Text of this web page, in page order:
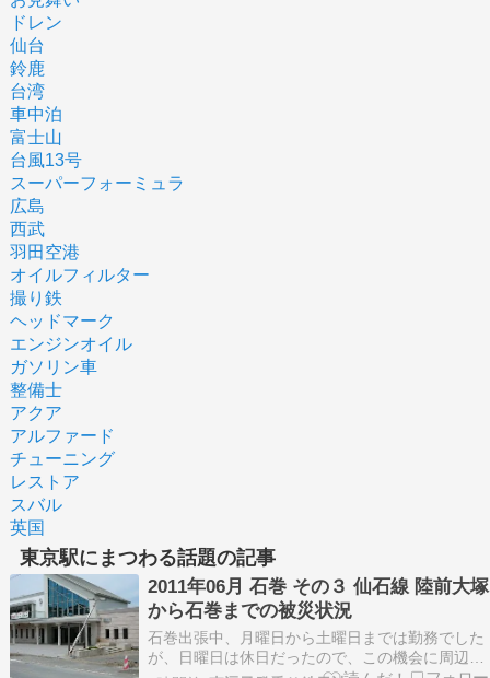
ドレン
仙台
鈴鹿
台湾
車中泊
富士山
台風13号
スーパーフォーミュラ
広島
西武
羽田空港
オイルフィルター
撮り鉄
ヘッドマーク
エンジンオイル
ガソリン車
整備士
アクア
アルファード
チューニング
レストア
スバル
英国
東京駅にまつわる話題の記事
2011年06月 石巻 その３ 仙石線 陸前大塚
から石巻までの被災状況
石巻出張中、月曜日から土曜日までは勤務でした
が、日曜日は休日だったので、この機会に周辺地